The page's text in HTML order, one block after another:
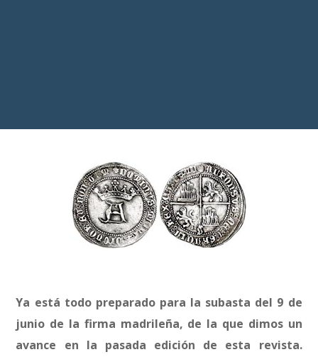
Ya está todo preparado para la subasta del 9 de
junio de la firma madrileña, de la que dimos un
avance en la pasada edición de esta revista.